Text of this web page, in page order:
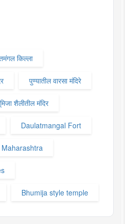
किल्ला
पुण्यातील वारसा मंदिरे
शैलीतील मंदिर
Daulatmangal Fort
Bhumija style temple